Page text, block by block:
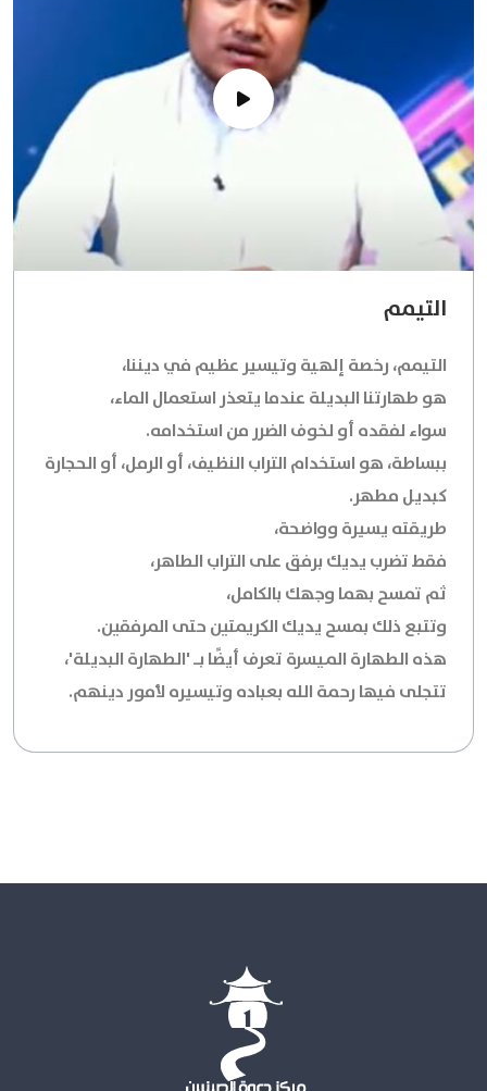
التيمم
التيمم، رخصة إلهية وتيسير عظيم في ديننا،
هو طهارتنا البديلة عندما يتعذر استعمال الماء،
سواء لفقده أو لخوف الضرر من استخدامه.
ببساطة، هو استخدام التراب النظيف، أو الرمل، أو الحجارة
كبديل مطهر.
طريقته يسيرة وواضحة،
فقط تضرب يديك برفق على التراب الطاهر،
ثم تمسح بهما وجهك بالكامل،
وتتبع ذلك بمسح يديك الكريمتين حتى المرفقين.
هذه الطهارة الميسرة تعرف أيضًا بـ 'الطهارة البديلة'،
تتجلى فيها رحمة الله بعباده وتيسيره لأمور دينهم.